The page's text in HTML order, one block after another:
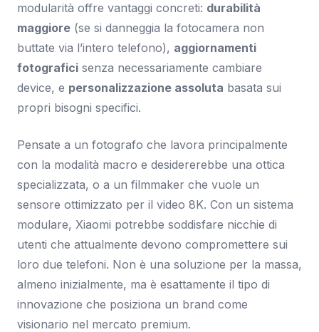
modularità offre vantaggi concreti: durabilità
maggiore (se si danneggia la fotocamera non
buttate via l’intero telefono), aggiornamenti
fotografici senza necessariamente cambiare
device, e personalizzazione assoluta basata sui
propri bisogni specifici.
Pensate a un fotografo che lavora principalmente
con la modalità macro e desidererebbe una ottica
specializzata, o a un filmmaker che vuole un
sensore ottimizzato per il video 8K. Con un sistema
modulare, Xiaomi potrebbe soddisfare nicchie di
utenti che attualmente devono compromettere sui
loro due telefoni. Non è una soluzione per la massa,
almeno inizialmente, ma è esattamente il tipo di
innovazione che posiziona un brand come
visionario nel mercato premium.